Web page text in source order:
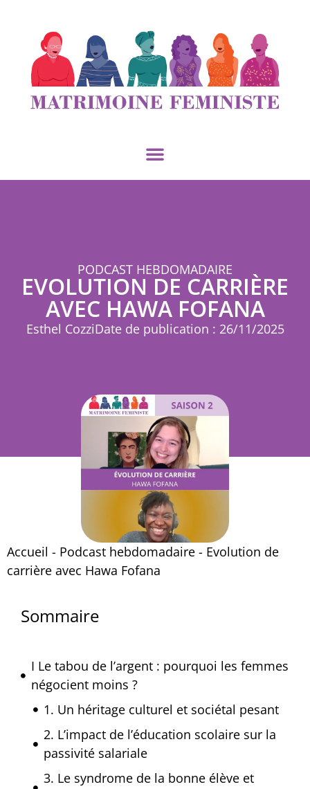
PODCAST HEBDOMADAIRE
EVOLUTION DE CARRIÈRE
AVEC HAWA FOFANA
Esthel CozziDate de publication : 26/11/2025
Accueil - Podcast hebdomadaire - Evolution de
carrière avec Hawa Fofana
Sommaire
I Le tabou de l’argent : pourquoi les femmes
négocient moins ?
1. Un héritage culturel et sociétal pesant
2. L’impact de l’éducation scolaire sur la
passivité salariale
3. Le syndrome de la bonne élève et